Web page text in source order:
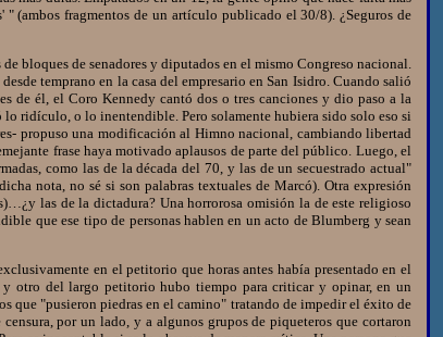
(ambos fragmentos de un artículo publicado el 30/8). ¿Seguros de
bloques de senadores y diputados en el mismo Congreso nacional.
temprano en la casa del empresario en San Isidro. Cuando salió
de él, el Coro Kennedy cantó dos o tres canciones y dio paso a la
ridículo, o lo inentendible. Pero solamente hubiera sido solo eso si
propuso una modificación al Himno nacional, cambiando libertad
frase haya motivado aplausos de parte del público. Luego, el
como las de la década del 70, y las de un secuestrado actual"
nota, no sé si son palabras textuales de Marcó). Otra expresión
las de la dictadura? Una horrorosa omisión la de este religioso
que ese tipo de personas hablen en un acto de Blumberg y sean
en el petitorio que horas antes había presentado en el
y otro del largo petitorio hubo tiempo para criticar y opinar, en un
que "pusieron piedras en el camino" tratando de impedir el éxito de
por un lado, y a algunos grupos de piqueteros que cortaron